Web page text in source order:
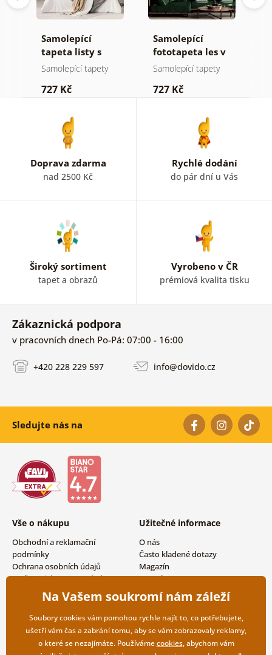
Samolepící
tapeta listy s
pastelovým
Samolepící tapety
727 Kč
Samolepící
fototapeta les v
mlze
Samolepící tapety
727 Kč
Doprava zdarma
nad 2500 Kč
Rychlé dodání
do pár dní u Vás
Široký sortiment
tapet a obrazů
Vyrobeno v ČR
prémiová kvalita tisku
Zákaznická podpora
v pracovních dnech Po-Pá: 07:00 - 16:00
+420 228 229 597 info@dovido.cz
Sledujte nás na
Vše o nákupu
Obchodní a reklamační
podmínky
Ochrana osobních údajů
Možnosti dopravy a platby
Vrácení zboží
Užitečné informace
O nás
Často kladené dotazy
Magazín
Kontakty
Velkoobchodní spolupráce
Na Vašem soukromí nám záleží
Soubory cookies vám pomohou rychle najít to, co potřebujete,
ušetří vám čas a zabrání tomu, aby se vám zobrazovaly reklamy,
o které se nezajímáte. Používámecookies, abychom vám